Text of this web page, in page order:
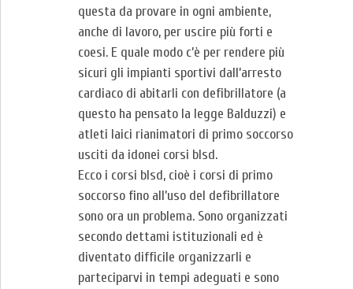
questa da provare in ogni ambiente,
anche di lavoro, per uscire più forti e
coesi. E quale modo c’è per rendere più
sicuri gli impianti sportivi dall’arresto
cardiaco di abitarli con defibrillatore (a
questo ha pensato la legge Balduzzi) e
atleti laici rianimatori di primo soccorso
usciti da idonei corsi blsd.
Ecco i corsi blsd, cioè i corsi di primo
soccorso fino all’uso del defibrillatore
sono ora un problema. Sono organizzati
secondo dettami istituzionali ed è
diventato difficile organizzarli e
parteciparvi in tempi adeguati e sono